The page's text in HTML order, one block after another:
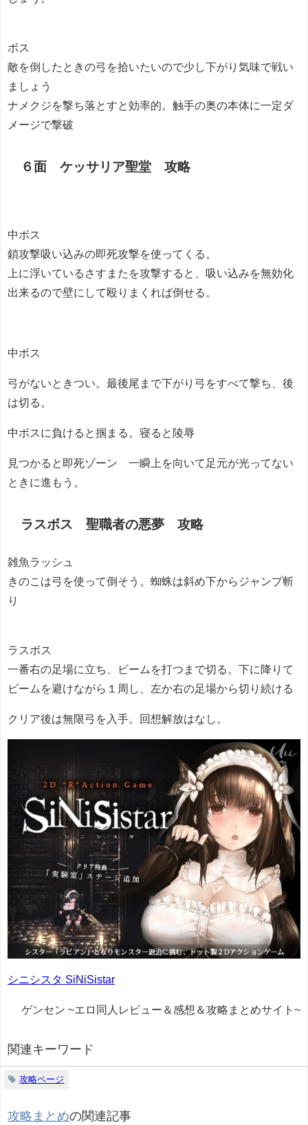
ボス
敵を倒したときの弓を拾いたいので少し下がり気味で戦い
ましょう
ナメクジを撃ち落とすと効率的。触手の奥の本体に一定ダ
メージで撃破
６面 ケッサリア聖堂 攻略
中ボス
鎖攻撃吸い込みの即死攻撃を使ってくる。
上に浮いているさすまたを攻撃すると、吸い込みを無効化
出来るので壁にして殴りまくれば倒せる。
中ボス
弓がないときつい。最後尾まで下がり弓をすべて撃ち、後
は切る。
中ボスに負けると掴まる。寝ると陵辱
見つかると即死ゾーン 一瞬上を向いて足元が光ってない
ときに進もう。
ラスボス 聖職者の悪夢 攻略
雑魚ラッシュ
きのこは弓を使って倒そう。蜘蛛は斜め下からジャンプ斬
り
ラスボス
一番右の足場に立ち、ビームを打つまで切る。下に降りて
ビームを避けながら１周し、左か右の足場から切り続ける
クリア後は無限弓を入手。回想解放はなし。
シニシスタ SiNiSistar
ゲンセン ~エロ同人レビュー＆感想＆攻略まとめサイト~
関連キーワード
攻略ページ
攻略まとめの関連記事